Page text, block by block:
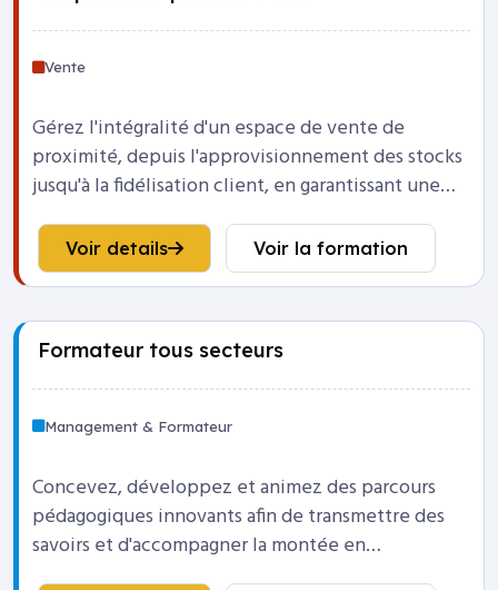
Vente
Gérez l'intégralité d'un espace de vente de
proximité, depuis l'approvisionnement des stocks
jusqu'à la fidélisation client, en garantissant une
expérience d'achat optimale.
Voir details Voir la formation
Formateur tous secteurs
Management & Formateur
Concevez, développez et animez des parcours
pédagogiques innovants afin de transmettre des
savoirs et d'accompagner la montée en